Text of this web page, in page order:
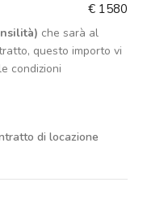
€ 1580
che sarà al
questo importo vi
condizioni
di locazione